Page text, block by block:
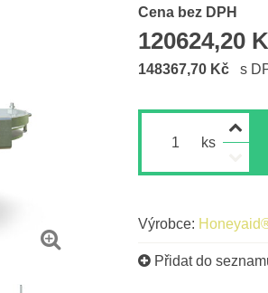
Cena bez DPH
120624,20
Cena s DPH
148367,70 Kč s
ks
Výrobce:
Přidat do